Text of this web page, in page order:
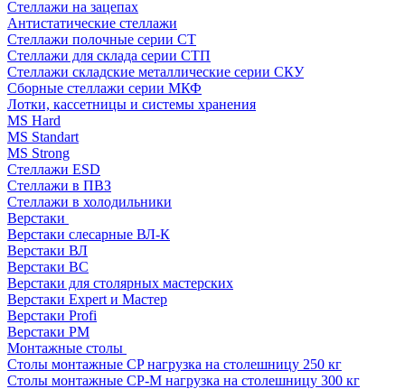
Стеллажи на зацепах
Антистатические стеллажи
Стеллажи полочные серии СТ
Стеллажи для склада серии СТП
Стеллажи складские металлические серии СКУ
Сборные стеллажи серии МКФ
Лотки, кассетницы и системы хранения
MS Hard
MS Standart
MS Strong
Стеллажи ESD
Стеллажи в ПВЗ
Стеллажи в холодильники
Верстаки
Верстаки слесарные ВЛ-К
Верстаки ВЛ
Верстаки ВС
Верстаки для столярных мастерских
Верстаки Expert и Мастер
Верстаки Profi
Верстаки РМ
Монтажные столы
Столы монтажные СP нагрузка на столешницу 250 кг
Столы монтажные СР-М нагрузка на столешницу 300 кг